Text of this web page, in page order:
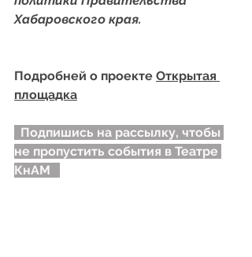
Хабаровского края.
Подробней о проекте Открытая
площадка
Подпишись на рассылку, чтобы
не пропустить события в Театре
КнАМ